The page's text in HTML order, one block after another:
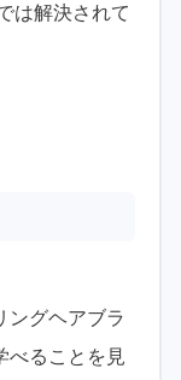
は解決されて
ングヘアブラ
べることを見